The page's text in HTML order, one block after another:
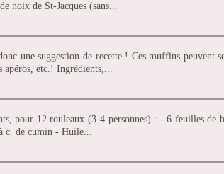
noix de St-Jacques (sans...
une suggestion de recette ! Ces muffins peuvent
apéros, etc.! Ingrédients,...
pour 12 rouleaux (3-4 personnes) : - 6 feuilles de
c. de cumin - Huile...